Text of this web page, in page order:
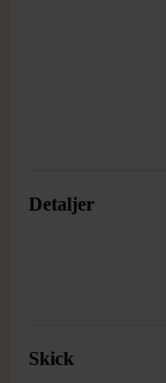
Detaljer
Skick